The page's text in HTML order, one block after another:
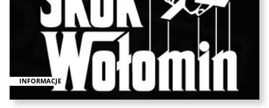
INFORMACJE